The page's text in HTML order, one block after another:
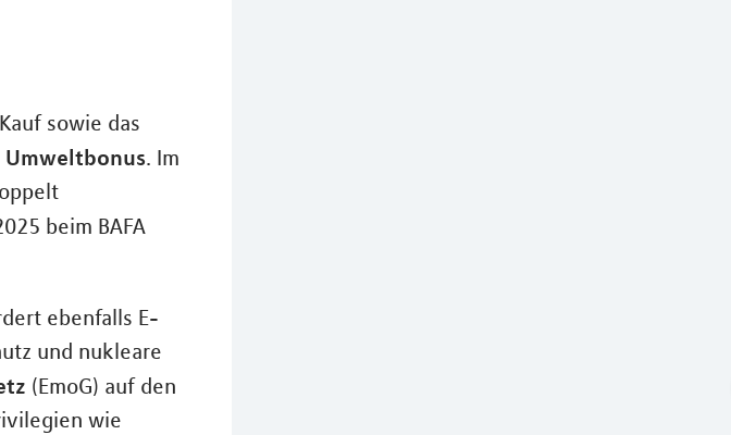
sowie das
Umweltbonus. Im
beim BAFA
ebenfalls E-
und nukleare
(EmoG) auf den
wie